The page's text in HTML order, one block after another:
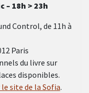
– 18h > 23h
Control, de 11h à
Paris
du livre sur
disponibles.
site de la Sofia.